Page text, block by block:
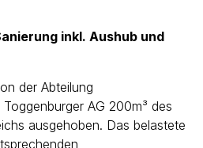
inkl. Aushub und
der Abteilung
AG 200m³ des
ausgehoben. Das belastete